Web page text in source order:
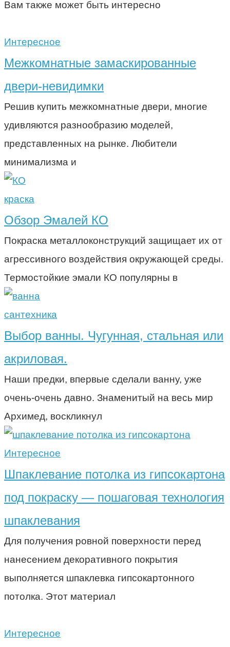
Вам также может быть интересно
Интересное
Межкомнатные замаскированные
двери-невидимки
Решив купить межкомнатные двери, многие
удивляются разнообразию моделей,
представленных на рынке. Любители
минимализма и
краска
Обзор Эмалей КО
Покраска металлоконструкций защищает их от
агрессивного воздействия окружающей среды.
Термостойкие эмали КО популярны в
сантехника
Выбор ванны. Чугунная, стальная или
акриловая.
Наши предки, впервые сделали ванну, уже
очень-очень давно. Знаменитый на весь мир
Архимед, воскликнул
Интересное
Шпаклевание потолка из гипсокартона
под покраску — пошаговая технология
шпаклевания
Для получения ровной поверхности перед
нанесением декоративного покрытия
выполняется шпаклевка гипсокартонного
потолка. Этот материал
Интересное